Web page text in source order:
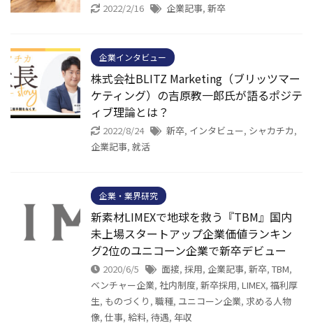
2022/2/16 企業記事, 新卒
企業インタビュー
株式会社BLITZ Marketing（ブリッツマー
ケティング）の吉原教一郎氏が語るポジテ
ィブ理論とは？
2022/8/24 新卒, インタビュー, シャカチカ,
企業記事, 就活
企業・業界研究
新素材LIMEXで地球を救う『TBM』国内
未上場スタートアップ企業価値ランキン
グ2位のユニコーン企業で新卒デビュー
2020/6/5 面接, 採用, 企業記事, 新卒, TBM,
ベンチャー企業, 社内制度, 新卒採用, LIMEX, 福利厚
生, ものづくり , 職種, ユニコーン企業, 求める人物
像, 仕事, 給料, 待遇, 年収